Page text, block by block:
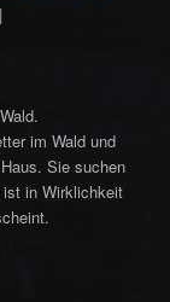
|
im Wald und
Sie suchen
in Wirklichkeit